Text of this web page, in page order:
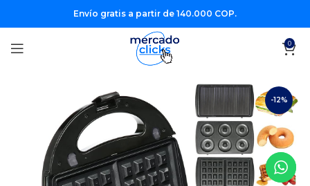
Envío gratis a partir de 140.000 COP.
0
-12%